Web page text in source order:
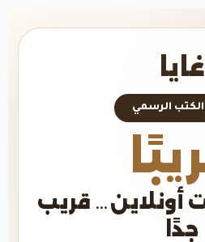
غايا
الكتب الرسمي
أونلاين… قريب
جدًا